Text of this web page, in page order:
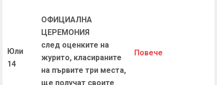
Юли
14
ОФИЦИАЛНА
ЦЕРЕМОНИЯ
след оценките на
журито, класираните
на първите три места,
ще получат своите
Повече